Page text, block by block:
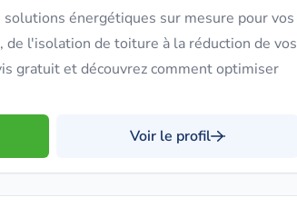
solutions énergétiques sur mesure pour vos
l'isolation de toiture à la réduction de vos
gratuit et découvrez comment optimiser
Voir le profil